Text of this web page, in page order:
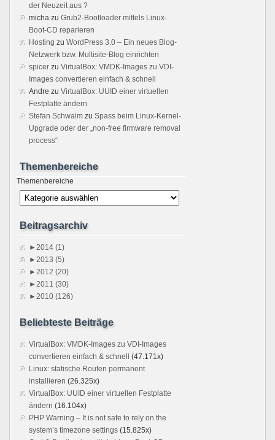
der Neuzeit aus ?
micha zu Grub2-Bootloader mittels Linux-
Boot-CD reparieren
Hosting zu WordPress 3.0 – Ein neues Blog-
Netzwerk bzw. Multisite-Blog einrichten
spicer zu VirtualBox: VMDK-Images zu VDI-
Images convertieren einfach & schnell
Andre zu VirtualBox: UUID einer virtuellen
Festplatte ändern
Stefan Schwalm zu Spass beim Linux-Kernel-
Upgrade oder der „non-free firmware removal
process“
Themenbereiche
Themenbereiche
Beitragsarchiv
► 2014 (1)
► 2013 (5)
► 2012 (20)
► 2011 (30)
► 2010 (126)
Beliebteste Beiträge
VirtualBox: VMDK-Images zu VDI-Images
convertieren einfach & schnell (47.171x)
Linux: statische Routen permanent
installieren (26.325x)
VirtualBox: UUID einer virtuellen Festplatte
ändern (16.104x)
PHP Warning – It is not safe to rely on the
system’s timezone settings (15.825x)